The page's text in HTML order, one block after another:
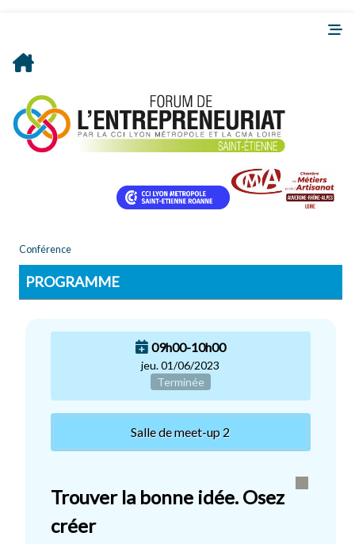
Conférence
PROGRAMME
09h00-10h00
jeu. 01/06/2023
Terminée
Salle de meet-up 2
Trouver la bonne idée. Osez
créer